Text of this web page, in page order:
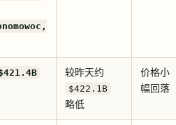
较昨天约
$422.1B
略低
价格小
幅回落